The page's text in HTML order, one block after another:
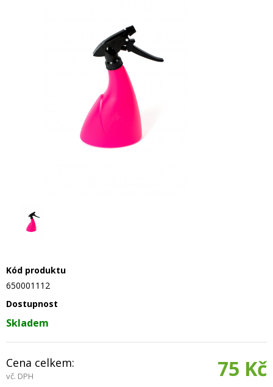
Kód produktu
650001112
Dostupnost
Skladem
Cena celkem:
vč. DPH 75 Kč